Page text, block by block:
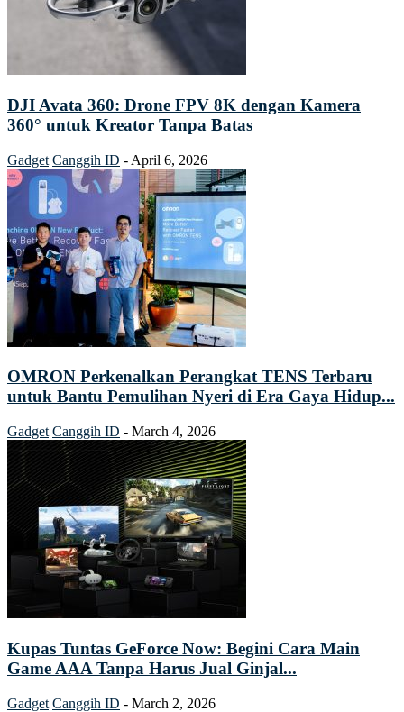
DJI Avata 360: Drone FPV 8K dengan Kamera
360° untuk Kreator Tanpa Batas
Gadget Canggih ID - April 6, 2026
OMRON Perkenalkan Perangkat TENS Terbaru
untuk Bantu Pemulihan Nyeri di Era Gaya Hidup...
Gadget Canggih ID - March 4, 2026
Kupas Tuntas GeForce Now: Begini Cara Main
Game AAA Tanpa Harus Jual Ginjal...
Gadget Canggih ID - March 2, 2026